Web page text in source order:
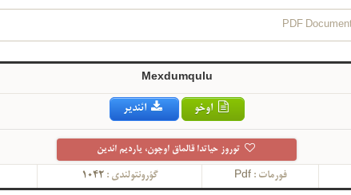
PDF
Mexdumqulu
اوخو ائندیر
توروز حیاتدا قالماق اوچون، یاردیم ائدین
فورمات :Pdf گؤرونتولندی :1042